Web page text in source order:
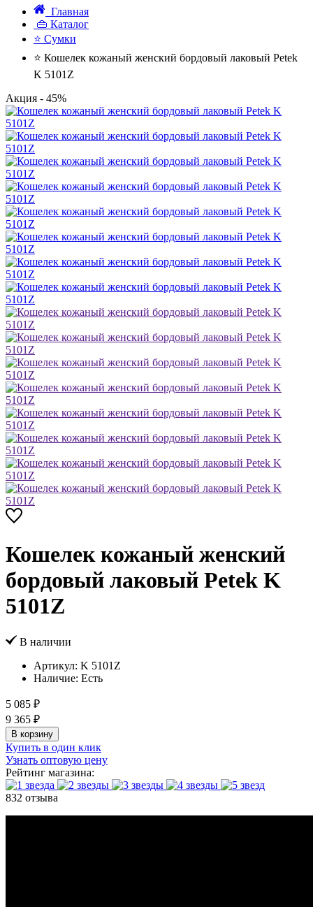
Главная
👜 Каталог
⭐ Сумки
⭐ Кошелек кожаный женский бордовый лаковый Petek
K 5101Z
Акция - 45%
Кошелек кожаный женский
бордовый лаковый Petek K
5101Z
В наличии
Артикул: K 5101Z
Наличие: Есть
5 085 ₽
9 365 ₽
В корзину
Купить в один клик
Узнать оптовую цену
Рейтинг магазина:
832 отзыва